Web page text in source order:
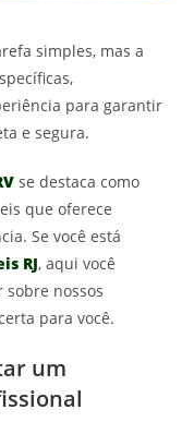
simples, mas a
para garantir
e segura.
se destaca como
que oferece
Se você está
RJ, aqui você
nossos
para você.
um